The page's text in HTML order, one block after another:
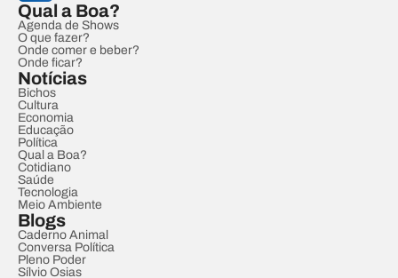
Qual a Boa?
Agenda de Shows
O que fazer?
Onde comer e beber?
Onde ficar?
Notícias
Bichos
Cultura
Economia
Educação
Política
Qual a Boa?
Cotidiano
Saúde
Tecnologia
Meio Ambiente
Blogs
Caderno Animal
Conversa Política
Pleno Poder
Sílvio Osias